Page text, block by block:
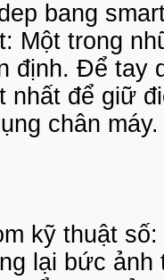
bang
Một trong
định. Để tay
nhất để giữ
chân máy.
kỹ thuật
lại bức